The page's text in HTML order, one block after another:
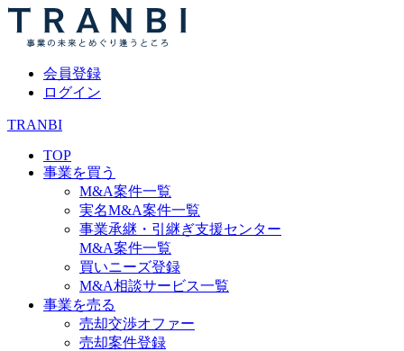
会員登録
ログイン
TRANBI
TOP
事業を買う
M&A案件一覧
実名M&A案件一覧
事業承継・引継ぎ支援センター
M&A案件一覧
買いニーズ登録
M&A相談サービス一覧
事業を売る
売却交渉オファー
売却案件登録